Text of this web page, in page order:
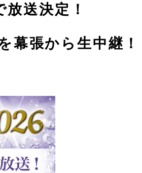
送決定！
幕張から生中継！